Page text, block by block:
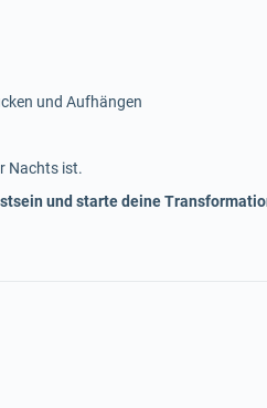
und Aufhängen
Nachts ist.
und starte deine